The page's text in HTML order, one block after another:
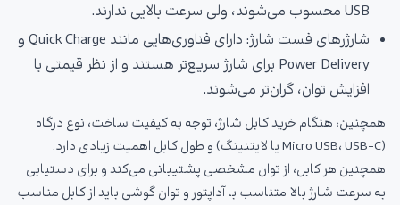
USB محسوب می‌شوند، ولی سرعت بالایی ندارند.
شارژرهای فست شارژ: دارای فناوری‌هایی مانند Quick Charge و
Power Delivery برای شارژ سریع‌تر هستند و از نظر قیمتی با
افزایش توان، گران‌تر می‌شوند.
همچنین، هنگام خرید کابل شارژ، توجه به کیفیت ساخت، نوع درگاه
(Micro USB، USB-C یا لایتنینگ) و طول کابل اهمیت زیادی دارد.
همچنین هر کابل، از توان مشخصی پشتیبانی می‌کند و برای دستیابی
به سرعت شارژ بالا متناسب با آداپتور و توان گوشی باید از کابل مناسب